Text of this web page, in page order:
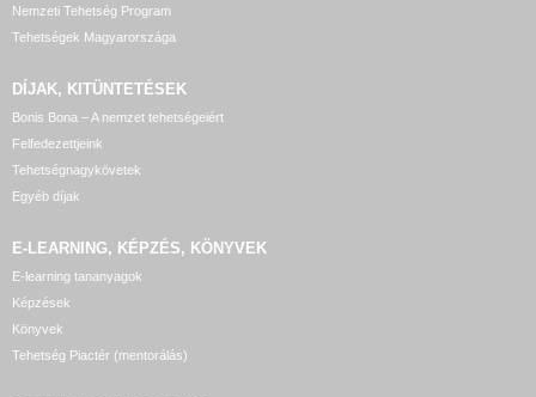
Nemzeti Tehetség Program
Tehetségek Magyarországa
DÍJAK, KITÜNTETÉSEK
Bonis Bona – A nemzet tehetségeiért
Felfedezettjeink
Tehetségnagykövetek
Egyéb díjak
E-LEARNING, KÉPZÉS, KÖNYVEK
E-learning tananyagok
Képzések
Könyvek
Tehetség Piactér (mentorálás)